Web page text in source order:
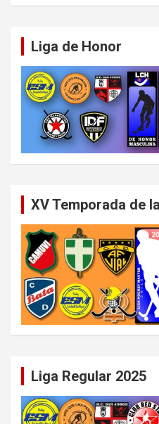
Liga de Honor
XV Temporada de
Liga Regular 2025